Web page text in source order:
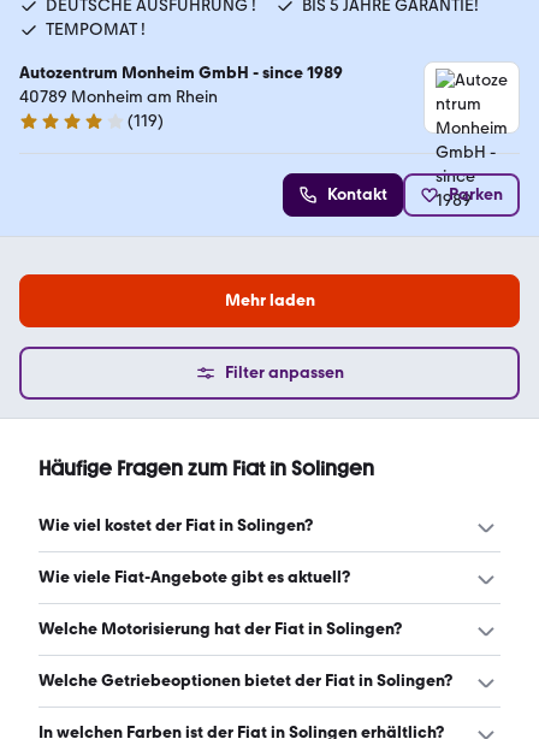
DEUTSCHE AUSFÜHRUNG !
BIS 5 JAHRE GARANTIE!
TEMPOMAT !
Autozentrum Monheim GmbH - since 1989
40789 Monheim am Rhein
4 Sterne
(119)
Kontakt Parken
Mehr laden
Filter anpassen
Häufige Fragen zum Fiat in Solingen
Wie viel kostet der Fiat in Solingen?
Ein guter Preis für einen Fiat in Solingen liegt zwischen
monatlich. (Stand: 8.8.2026)
Wie viele Fiat-Angebote gibt es aktuell?
Es gibt insgesamt 387 Fiat bei mobile.de, davon 344
Welche Motorisierung hat der Fiat in Solingen?
Der Fiat in Solingen hat Leistungen zwischen 39 und 148
Welche Getriebeoptionen bietet der Fiat in Solingen?
Der Fiat in Solingen ist mit manuellem und automatischem
In welchen Farben ist der Fiat in Solingen erhältlich?